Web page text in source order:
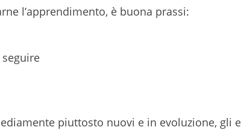
l’apprendimento, è buona prassi:
piuttosto nuovi e in evoluzione, gli